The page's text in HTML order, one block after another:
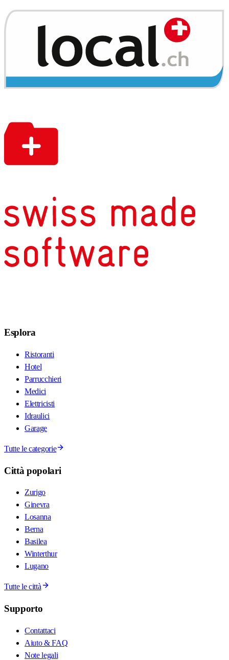
Esplora
Ristoranti
Hotel
Parrucchieri
Medici
Elettricisti
Idraulici
Garage
Tutte le categorie
Città popolari
Zurigo
Ginevra
Losanna
Berna
Basilea
Winterthur
Lugano
Tutte le città
Supporto
Contattaci
Aiuto & FAQ
Note legali